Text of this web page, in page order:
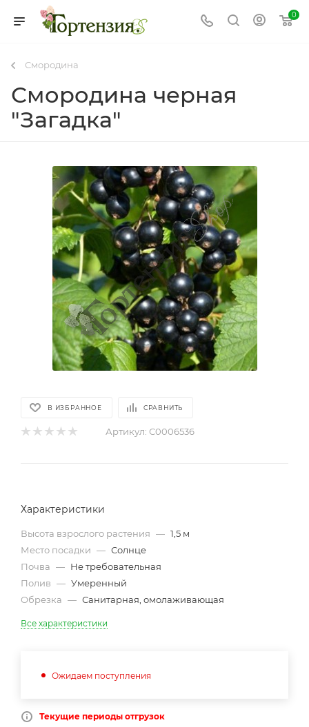
0
Смородина
Смородина черная
"Загадка"
В ИЗБРАННОЕ СРАВНИТЬ
Артикул: С0006536
Характеристики
Высота взрослого растения — 1,5 м
Место посадки — Солнце
Почва — Не требовательная
Полив — Умеренный
Обрезка — Санитарная, омолаживающая
Все характеристики
Ожидаем поступления
Текущие периоды отгрузок